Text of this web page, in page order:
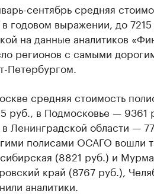
сентябрь средняя
годовом выражении, до 7215
на данные аналитиков
регионов с самыми
Петербургом.
средняя стоимость
руб., в Подмосковье — 9361
Ленинградской области —
полисами ОСАГО вошли
(8821 руб.) и
край (8767 руб.),
аналитики.